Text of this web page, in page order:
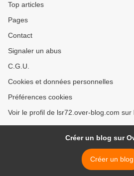
Top articles
Pages
Contact
Signaler un abus
C.G.U.
Cookies et données personnelles
Préférences cookies
Voir le profil de lsr72.over-blog.com sur
Créer un blog sur
Créer un blog